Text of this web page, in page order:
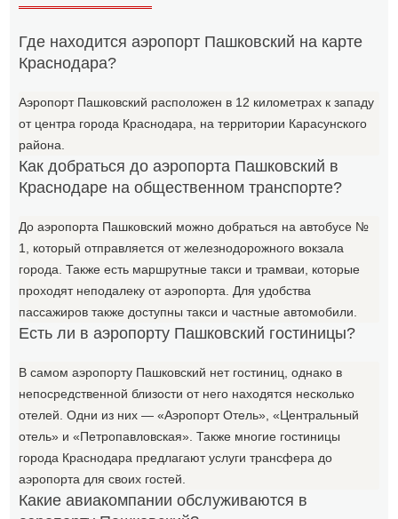
Где находится аэропорт Пашковский на карте
Краснодара?
Аэропорт Пашковский расположен в 12 километрах к западу
от центра города Краснодара, на территории Карасунского
района.
Как добраться до аэропорта Пашковский в
Краснодаре на общественном транспорте?
До аэропорта Пашковский можно добраться на автобусе №
1, который отправляется от железнодорожного вокзала
города. Также есть маршрутные такси и трамваи, которые
проходят неподалеку от аэропорта. Для удобства
пассажиров также доступны такси и частные автомобили.
Есть ли в аэропорту Пашковский гостиницы?
В самом аэропорту Пашковский нет гостиниц, однако в
непосредственной близости от него находятся несколько
отелей. Одни из них — «Аэропорт Отель», «Центральный
отель» и «Петропавловская». Также многие гостиницы
города Краснодара предлагают услуги трансфера до
аэропорта для своих гостей.
Какие авиакомпании обслуживаются в